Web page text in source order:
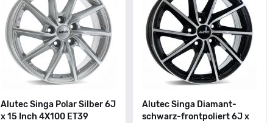
Alutec Singa Polar Silber 6J
x 15 Inch 4X100 ET39
Alutec Singa Diamant-
schwarz-frontpoliert 6J x